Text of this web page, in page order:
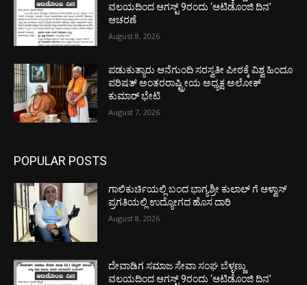
ವಲಯದಿಂದ ಆಗಸ್ಟ್ 9ರಂದು ‘ಆಟಿಡೊಂಜಿ ದಿನ’
ಆಚರಣೆ
August 8, 2026
ಪಡುಕುತ್ಯಾರು ಆನೆಗುಂದಿ ಸರಸ್ವತೀ ಪೀಠಕ್ಕೆ ವಿಶ್ವ ಹಿಂದೂ
ಪರಿಷತ್ ಅಂತರರಾಷ್ಟ್ರೀಯ ಅಧ್ಯಕ್ಷ ಅಲೋಕ್
ಕುಮಾರ್ ಭೇಟಿ
August 7, 2026
POPULAR POSTS
ಗಾಲಿಕುರ್ಚಿಯಲ್ಲಿ ಬಂದ ಭಾಗ್ಯಶ್ರೀ ಕುಲಾಲ್ ಗೆ ಆಳ್ವಾಸ್
ಪ್ರಗತಿಯಲ್ಲಿ ಉದ್ಯೋಗದ ಹೊಸ ದಾರಿ
August 8, 2026
ದೇವಾಡಿಗ ಸಮಾಜ ಸೇವಾ ಸಂಘ ಬೆಳ್ಳಣ್ಣು
ವಲಯದಿಂದ ಆಗಸ್ಟ್ 9ರಂದು ‘ಆಟಿಡೊಂಜಿ ದಿನ’